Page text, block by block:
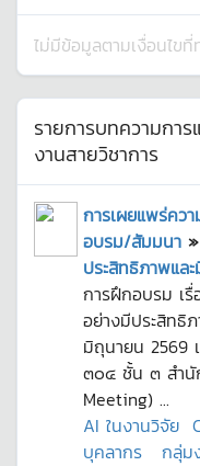
ไม่มีข้อมูลตามเงื่อนไข
รายการบทความกา
งานสายวิชาการ
การเผยแพร่คว
อบรม/สัมมนา »
ประสิทธิภาพแล
การฝึกอบรม เรื่
อย่างมีประสิทธิ
มิถุนายน 2569
๓๐๔ ชั้น ๓ สำนั
Meeting) ...
AI ในงานวิจัย
บุคลากร
กลุ่ม